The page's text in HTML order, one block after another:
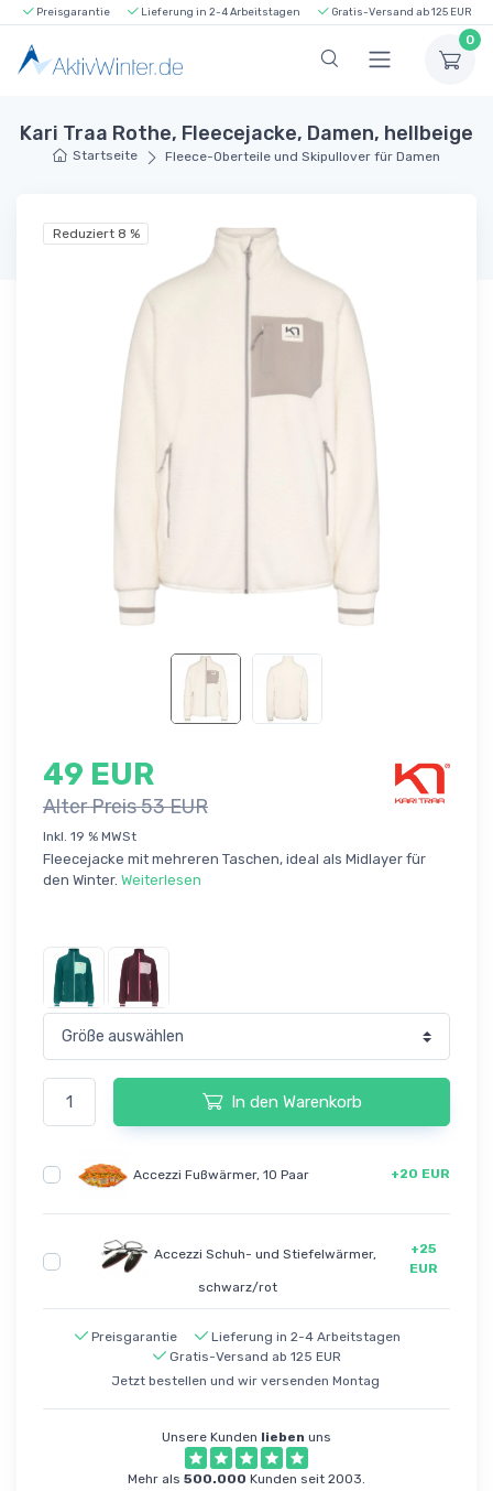
Preisgarantie Lieferung in 2-4 Arbeitstagen Gratis-Versand ab 125 EUR
0
Kari Traa Rothe, Fleecejacke, Damen, hellbeige
Startseite Fleece-Oberteile und Skipullover für Damen
Reduziert 8 %
49 EUR
Alter Preis 53 EUR
Inkl. 19 % MWSt
Fleecejacke mit mehreren Taschen, ideal als Midlayer für
den Winter. Weiterlesen
In den Warenkorb
Accezzi Fußwärmer, 10 Paar +20 EUR
Accezzi Schuh- und Stiefelwärmer,
schwarz/rot
+25
EUR
Preisgarantie
Lieferung in 2-4 Arbeitstagen
Gratis-Versand ab 125 EUR
Jetzt bestellen und wir versenden Montag
Unsere Kunden lieben uns
Mehr als 500.000 Kunden seit 2003.